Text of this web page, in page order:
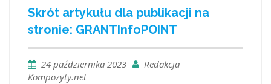
Skrót artykułu dla publikacji na
stronie: GRANTInfoPOINT
24 października 2023
Redakcja
Kompozyty.net